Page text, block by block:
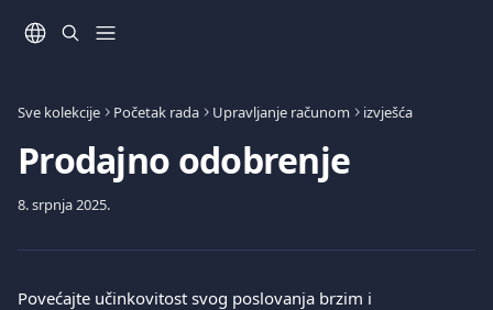
Sve kolekcije Početak rada Upravljanje računom izvješća
Prodajno odobrenje
8. srpnja 2025.
Povećajte učinkovitost svog poslovanja brzim i